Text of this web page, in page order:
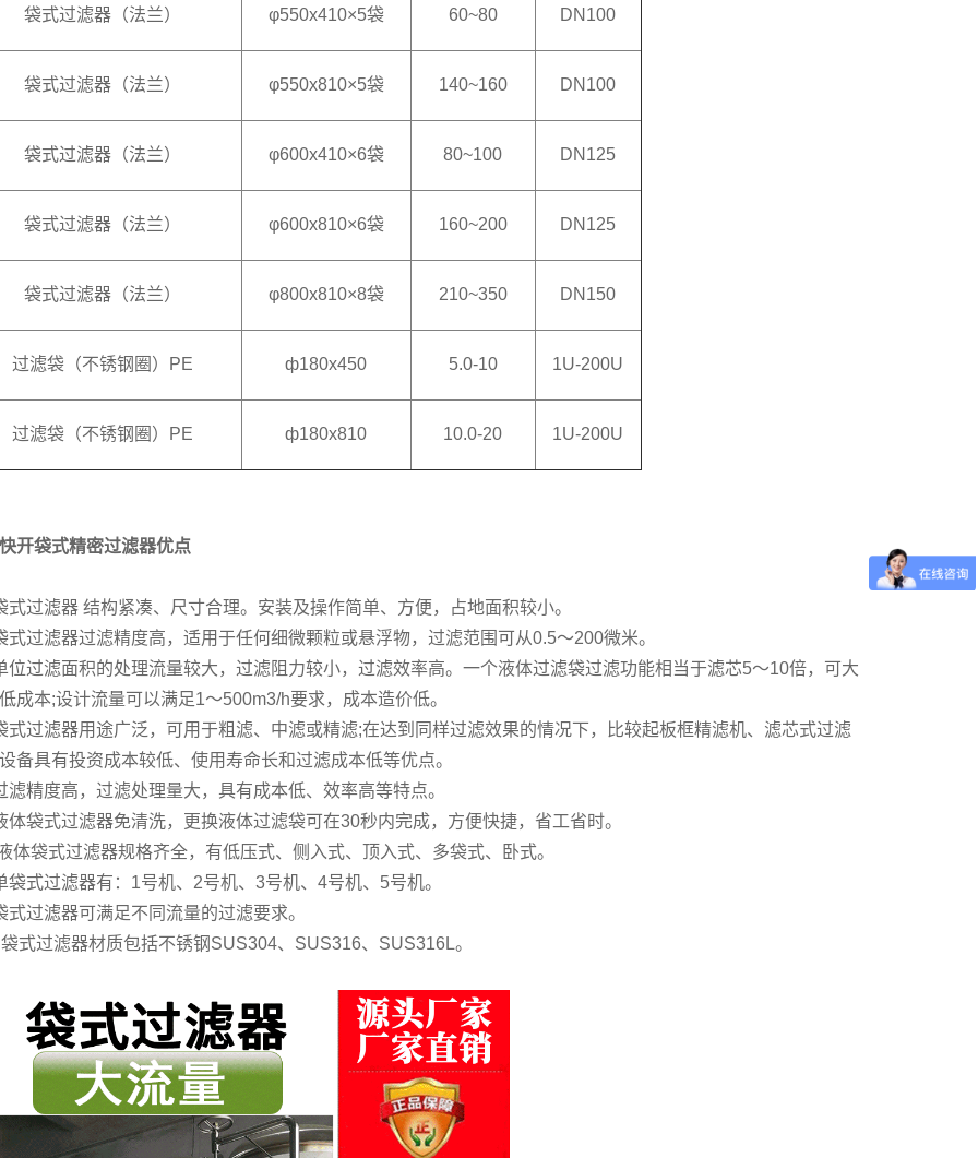
袋式过滤器（法兰） φ550x410×5袋 60~80 DN100
袋式过滤器（法兰） φ550x810×5袋 140~160 DN100
袋式过滤器（法兰） φ600x410×6袋 80~100 DN125
袋式过滤器（法兰） φ600x810×6袋 160~200 DN125
袋式过滤器（法兰） φ800x810×8袋 210~350 DN150
过滤袋（不锈钢圈）PE ф180x450 5.0-10 1U-200U
过滤袋（不锈钢圈）PE ф180x810 10.0-20 1U-200U
开袋式精密过滤器优点
式过滤器 结构紧凑、尺寸合理。安装及操作简单、方便，占地面积较小。
式过滤器过滤精度高，适用于任何细微颗粒或悬浮物，过滤范围可从0.5～200微米。
位过滤面积的处理流量较大，过滤阻力较小，过滤效率高。一个液体过滤袋过滤功能相当于滤芯5～10倍，可大
成本;设计流量可以满足1～500m3/h要求，成本造价低。
式过滤器用途广泛，可用于粗滤、中滤或精滤;在达到同样过滤效果的情况下，比较起板框精滤机、滤芯式过滤
备具有投资成本较低、使用寿命长和过滤成本低等优点。
滤精度高，过滤处理量大，具有成本低、效率高等特点。
体袋式过滤器免清洗，更换液体过滤袋可在30秒内完成，方便快捷，省工省时。
体袋式过滤器规格齐全，有低压式、侧入式、顶入式、多袋式、卧式。
袋式过滤器有：1号机、2号机、3号机、4号机、5号机。
式过滤器可满足不同流量的过滤要求。
式过滤器材质包括不锈钢SUS304、SUS316、SUS316L。